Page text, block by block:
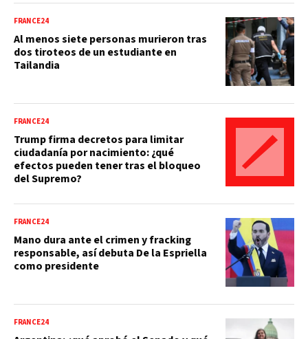
FRANCE24
Al menos siete personas murieron tras
dos tiroteos de un estudiante en
Tailandia
FRANCE24
Trump firma decretos para limitar
ciudadanía por nacimiento: ¿qué
efectos pueden tener tras el bloqueo
del Supremo?
FRANCE24
Mano dura ante el crimen y fracking
responsable, así debuta De la Espriella
como presidente
FRANCE24